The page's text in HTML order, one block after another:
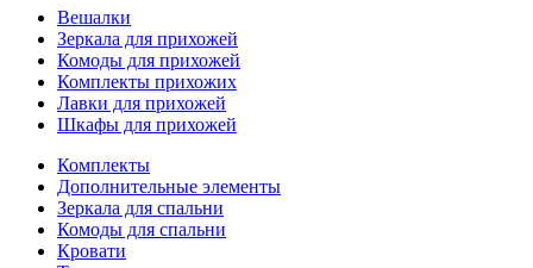
Вешалки
Зеркала для прихожей
Комоды для прихожей
Комплекты прихожих
Лавки для прихожей
Шкафы для прихожей
Комплекты
Дополнительные элементы
Зеркала для спальни
Комоды для спальни
Кровати